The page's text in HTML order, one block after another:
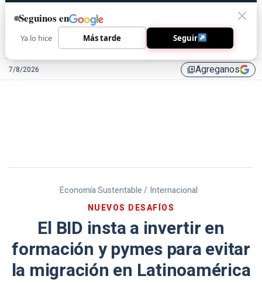
7/8/2026 library_addAgreganos
Economía Sustentable / Internacional
NUEVOS DESAFÍOS
El BID insta a invertir en
formación y pymes para evitar
la migración en Latinoamérica
Seguinos en
Ya lo hice Más tarde Seguir